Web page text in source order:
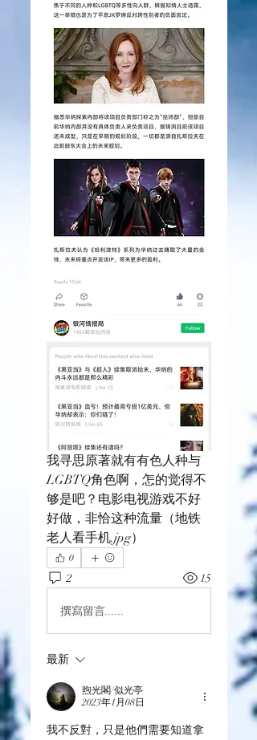
我寻思原著就有有色人种与
LGBTQ角色啊，怎的觉得不
够是吧？电影电视游戏不好
好做，非恰这种流量（地铁
老人看手机.jpg）
0
2 15
撰寫留言......
最新
煦光閣/似光亭
2023年1月08日
我不反對，只是他們需要知道拿